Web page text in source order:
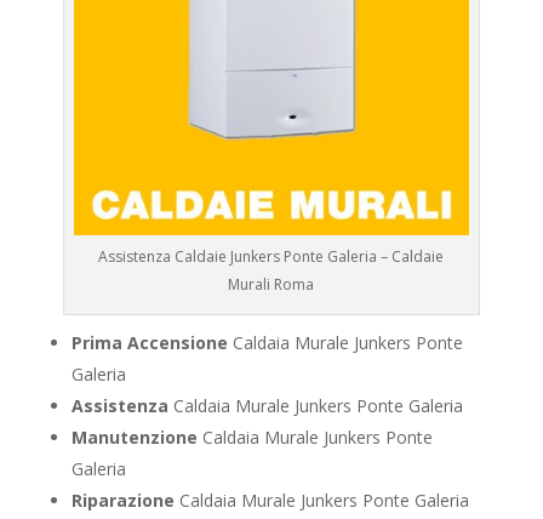
Assistenza Caldaie Junkers Ponte Galeria – Caldaie
Murali Roma
Prima Accensione Caldaia Murale Junkers Ponte
Galeria
Assistenza Caldaia Murale Junkers Ponte Galeria
Manutenzione Caldaia Murale Junkers Ponte
Galeria
Riparazione Caldaia Murale Junkers Ponte Galeria